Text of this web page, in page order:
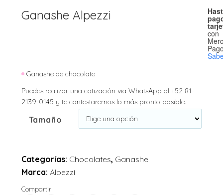
Ganashe Alpezzi
Ganashe de chocolate
Puedes realizar una cotización via WhatsApp al +52 81-
2139-0145 y te contestaremos lo más pronto posible.
con
Tamaño
Categorías: Chocolates, Ganashe
Marca: Alpezzi
Compartir